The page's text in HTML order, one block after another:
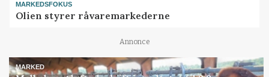
MARKEDSFOKUS
Olien styrer råvaremarkederne
Annonce
MARKED